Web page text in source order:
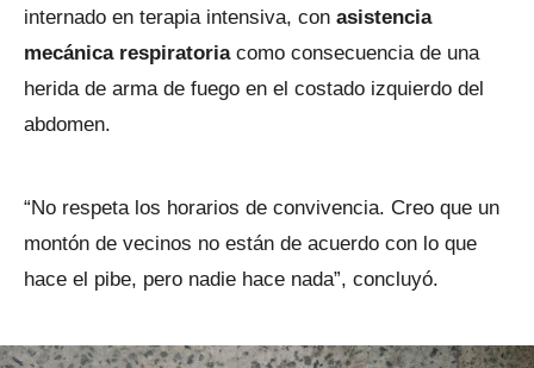
internado en terapia intensiva, con asistencia
mecánica respiratoriacomo consecuencia de una
herida de arma de fuego en el costado izquierdo del
abdomen.
“No respeta los horarios de convivencia. Creo que un
montón de vecinos no están de acuerdo con lo que
hace el pibe, pero nadie hace nada”, concluyó.